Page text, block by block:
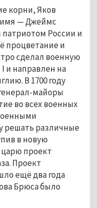
корни, Яков
— Джеймс
России и
процветание и
сделал военную
и направлен на
В 1700 году
майоры
во всех военных
решать различные
в новую
проект
Проект
ещё два года
Брюса было